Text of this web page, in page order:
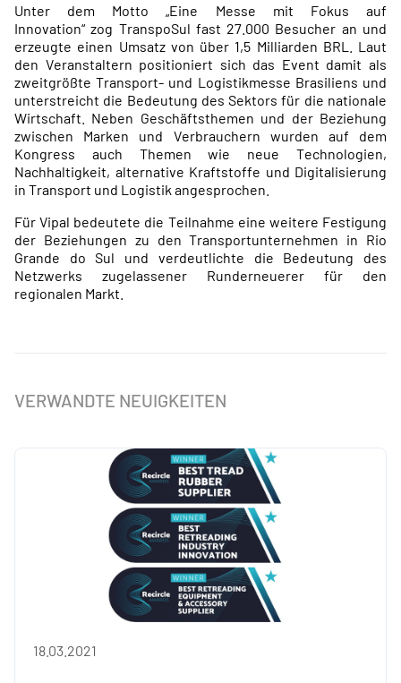
Unter dem Motto „Eine Messe mit Fokus auf
Innovation“ zog TranspoSul fast 27.000 Besucher an und
erzeugte einen Umsatz von über 1,5 Milliarden BRL. Laut
den Veranstaltern positioniert sich das Event damit als
zweitgrößte Transport- und Logistikmesse Brasiliens und
unterstreicht die Bedeutung des Sektors für die nationale
Wirtschaft. Neben Geschäftsthemen und der Beziehung
zwischen Marken und Verbrauchern wurden auf dem
Kongress auch Themen wie neue Technologien,
Nachhaltigkeit, alternative Kraftstoffe und Digitalisierung
in Transport und Logistik angesprochen.
Für Vipal bedeutete die Teilnahme eine weitere Festigung
der Beziehungen zu den Transportunternehmen in Rio
Grande do Sul und verdeutlichte die Bedeutung des
Netzwerks zugelassener Runderneuerer für den
regionalen Markt.
VERWANDTE NEUIGKEITEN
18.03.2021